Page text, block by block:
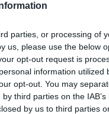
parties, or processing of
us, please use the below
opt-out request is
information utilized
opt-out. You may
third parties on the
by us to third parties